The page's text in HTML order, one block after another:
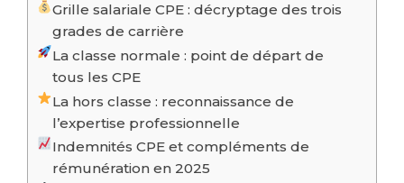
Grille salariale CPE : décryptage des trois
grades de carrière
La classe normale : point de départ de
tous les CPE
La hors classe : reconnaissance de
l’expertise professionnelle
Indemnités CPE et compléments de
rémunération en 2025